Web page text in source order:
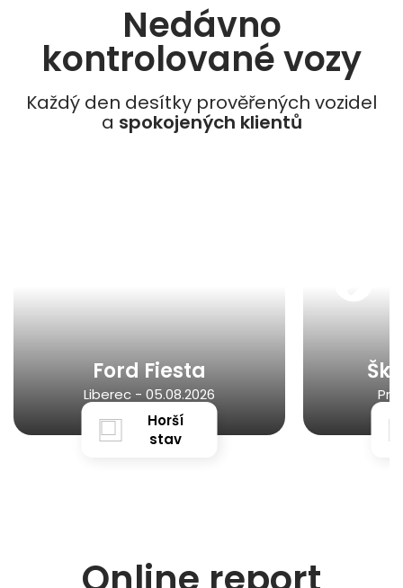
Nedávno
kontrolované vozy​
Každý den desítky prověřených vozidel
a spokojených klientů
Ford Fiesta
Liberec - 05.08.2026
Horší
stav